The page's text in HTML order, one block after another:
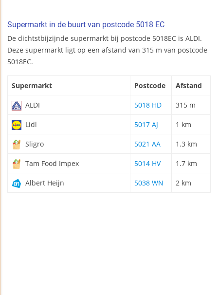
Supermarkt in de buurt van postcode 5018 EC
De dichtstbijzijnde supermarkt bij postcode 5018EC is ALDI.
Deze supermarkt ligt op een afstand van 315 m van postcode
5018EC.
Supermarkt Postcode Afstand
ALDI 5018 HD 315 m
Lidl 5017 AJ 1 km
Sligro 5021 AA 1.3 km
Tam Food Impex 5014 HV 1.7 km
Albert Heijn 5038 WN 2 km